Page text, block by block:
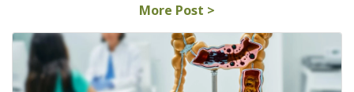
More Post >